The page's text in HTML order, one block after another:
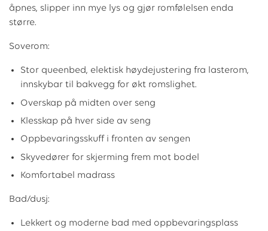
åpnes, slipper inn mye lys og gjør romfølelsen enda
større.
Soverom:
Stor queenbed, elektisk høydejustering fra lasterom,
innskybar til bakvegg for økt romslighet.
Overskap på midten over seng
Klesskap på hver side av seng
Oppbevaringsskuff i fronten av sengen
Skyvedører for skjerming frem mot bodel
Komfortabel madrass
Bad/dusj:
Lekkert og moderne bad med oppbevaringsplass